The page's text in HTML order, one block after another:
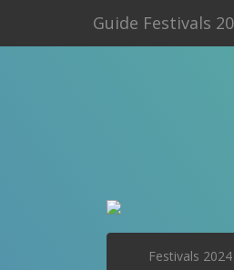
Guide Festivals
Festivals 2024